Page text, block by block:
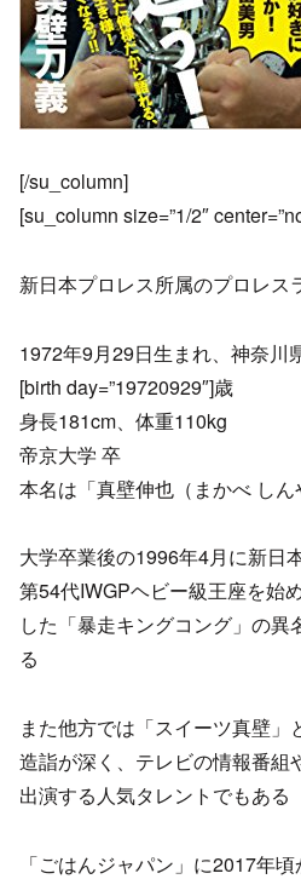
[/su_column]
[su_column size=”1/2″
新日本プロレス所属のプロレス
1972年9月29日生まれ、神奈川
[birth day=”19720929″]歳
身長181cm、体重110kg
帝京大学 卒
本名は「真壁伸也（まかべ しん
大学卒業後の1996年4月に新日
第54代IWGPヘビー級王座を始
した「暴走キングコング」の
る
また他方では「スイーツ真壁
造詣が深く、テレビの情報番組
出演する人気タレントでもある
「ごはんジャパン」に2017年